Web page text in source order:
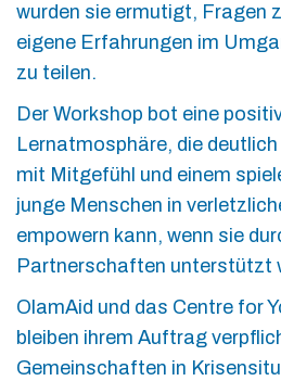
wurden sie ermutigt, Fragen
eigene Erfahrungen im
zu teilen.
Der Workshop bot eine
Lernatmosphäre, die
mit Mitgefühl und einem
junge Menschen in
empowern kann, wenn sie
Partnerschaften unterstützt
OlamAid und das Centre for
bleiben ihrem Auftrag
Gemeinschaften in